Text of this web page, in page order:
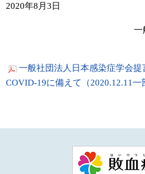
2020年8月3日
一
一般社団法人日本感染症学会
COVID-19に備えて（2020.12.11一